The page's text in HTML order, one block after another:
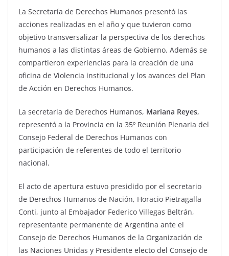
La Secretaría de Derechos Humanos presentó las
acciones realizadas en el año y que tuvieron como
objetivo transversalizar la perspectiva de los derechos
humanos a las distintas áreas de Gobierno. Además se
compartieron experiencias para la creación de una
oficina de Violencia institucional y los avances del Plan
de Acción en Derechos Humanos.
La secretaria de Derechos Humanos, Mariana Reyes,
representó a la Provincia en la 35º Reunión Plenaria del
Consejo Federal de Derechos Humanos con
participación de referentes de todo el territorio
nacional.
El acto de apertura estuvo presidido por el secretario
de Derechos Humanos de Nación, Horacio Pietragalla
Conti, junto al Embajador Federico Villegas Beltrán,
representante permanente de Argentina ante el
Consejo de Derechos Humanos de la Organización de
las Naciones Unidas y Presidente electo del Consejo de